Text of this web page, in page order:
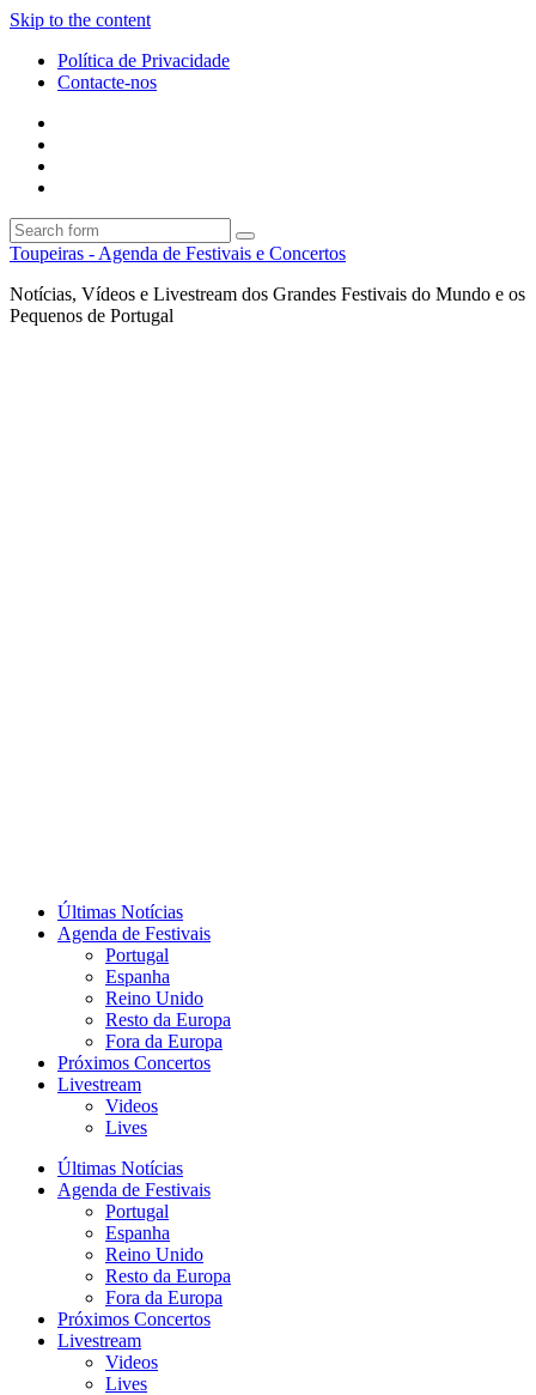
Skip to the content
Política de Privacidade
Contacte-nos
Search
Toupeiras - Agenda de Festivais e Concertos
Notícias, Vídeos e Livestream dos Grandes Festivais do Mundo e os
Pequenos de Portugal
Últimas Notícias
Agenda de Festivais
Portugal
Espanha
Reino Unido
Resto da Europa
Fora da Europa
Próximos Concertos
Livestream
Videos
Lives
Últimas Notícias
Agenda de Festivais
Portugal
Espanha
Reino Unido
Resto da Europa
Fora da Europa
Próximos Concertos
Livestream
Videos
Lives